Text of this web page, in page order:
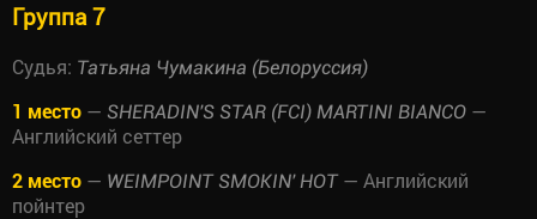
Группа 7
Судья: Татьяна Чумакина (Белоруссия)
1 место — SHERADIN'S STAR (FCI) MARTINI BIANCO —
Английский сеттер
2 место — WEIMPOINT SMOKIN' HOT— Английский
пойнтер